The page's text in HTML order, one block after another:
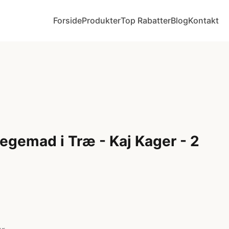
ForsideProdukterTop RabatterBlogKontakt
i Træ - Kaj Kager - 2